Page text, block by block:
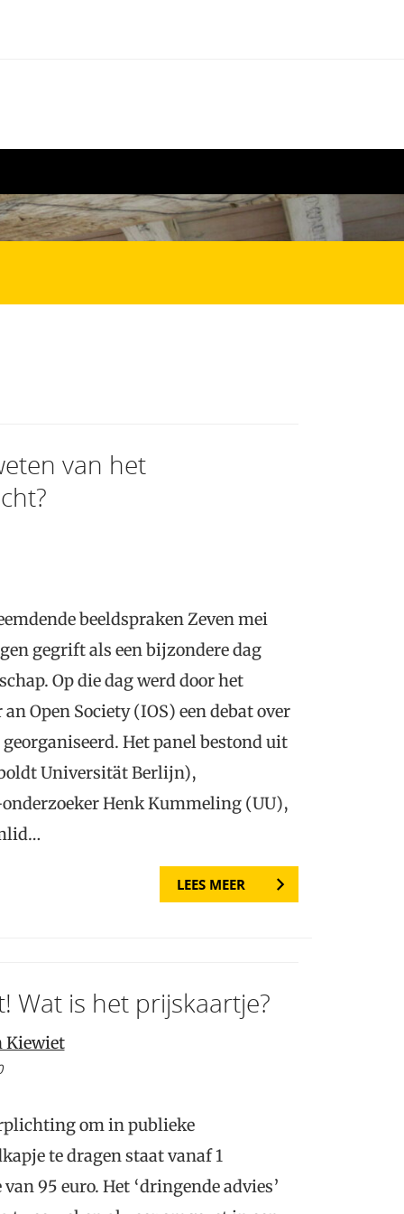
van het
beeldspraken Zeven mei
gegrift als een bijzondere dag
Op die dag werd door het
Open Society (IOS) een debat over
Het panel bestond uit
Universität Berlijn),
Henk Kummeling (UU),
LEES MEER
Wat is het prijskaartje?
Kiewiet
om in publieke
te dragen staat vanaf 1
95 euro. Het ‘dringende advies’